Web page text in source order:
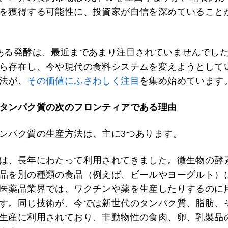
獲得する可能性に、投資家が自信を深めていること
る発酵は、最近まであまり注目されていませんでし
存在し、今や現代の食料システムを変えようとして
が、 その価値にふさわしく注目 を集め始めています
ンパク質の次のフロンティアである理由
パク質の生産方法は、主に3つあります。
、長年にわたって利用されてきました。微生物の酵
を別の種類の食品（例えば、ビールやヨーグルト）
薬品業界では、ワクチンや薬を生産したりするのに
。同じ技術が、今では新世代のタンパク質、脂肪、
産に利用されており、非動物性の食肉、卵、乳製品